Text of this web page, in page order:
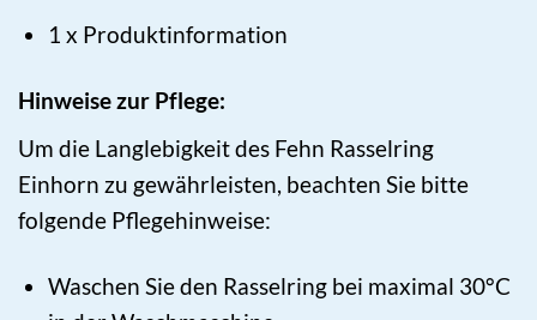
1 x Produktinformation
Hinweise zur Pflege:
Um die Langlebigkeit des Fehn Rasselring
Einhorn zu gewährleisten, beachten Sie bitte
folgende Pflegehinweise:
Waschen Sie den Rasselring bei maximal 30°C